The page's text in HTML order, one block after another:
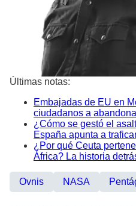
Últimas notas:
Embajadas de EU en
ciudadanos a
¿Cómo se gestó el
España apunta a
¿Por qué Ceuta
África? La historia
Ovnis NASA